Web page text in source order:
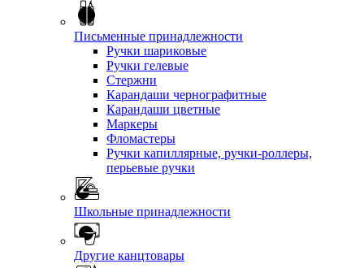
Письменные принадлежности
Ручки шариковые
Ручки гелевые
Стержни
Карандаши чернографитные
Карандаши цветные
Маркеры
Фломастеры
Ручки капиллярные, ручки-роллеры,
перьевые ручки
Школьные принадлежности
Другие канцтовары